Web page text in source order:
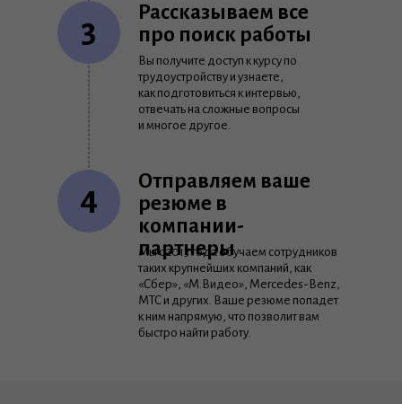
Рассказываем все
про поиск работы
Вы получите доступ к курсу по
трудоустройству и узнаете,
как подготовиться к интервью,
отвечать на сложные вопросы
и многое другое.
Отправляем ваше
резюме в
компании-
партнеры
Мы с 2013 года обучаем сотрудников
таких крупнейших компаний, как
«Сбер», «М.Видео», Mercedes-Benz,
МТС и других. Ваше резюме попадет
к ним напрямую, что позволит вам
быстро найти работу.
3
4